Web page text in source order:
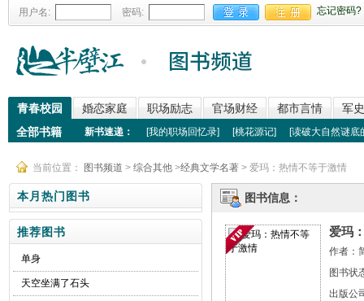
用户名: 密码: 忘记密码?
青春校园 婚恋家庭 职场励志 官场财经 都市言情
军
全部书籍
新书速递： [我的职场回忆录] [桃花源记] [读破大自然谜底
当前位置： 图书频道 > 综合其他 >经典文学名著 > 爱玛：热情不等于激情
本月热门图书
推荐图书
单身
天空坐满了石头
图书信息：
爱玛
作者：
图书状
出版公